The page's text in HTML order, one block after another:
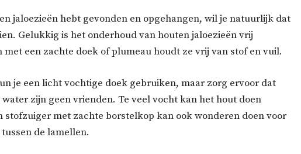
jaloezieën hebt gevonden en opgehangen, wil je natuurlijk dat
Gelukkig is het onderhoud van houten jaloezieën vrij
een zachte doek of plumeau houdt ze vrij van stof en vuil.
je een licht vochtige doek gebruiken, maar zorg ervoor dat
zijn geen vrienden. Te veel vocht kan het hout doen
met zachte borstelkop kan ook wonderen doen voor
de lamellen.